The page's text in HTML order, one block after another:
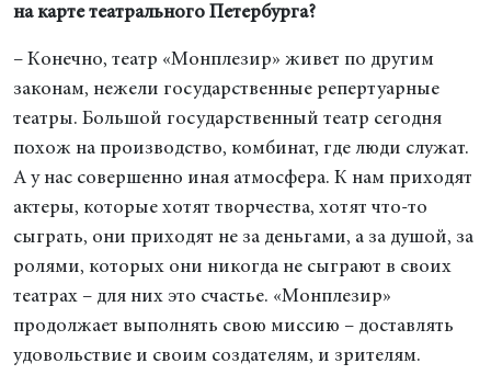
на карте театрального Петербурга?
– Конечно, театр «Монплезир» живет по другим
законам, нежели государственные репертуарные
театры. Большой государственный театр сегодня
похож на производство, комбинат, где люди служат.
А у нас совершенно иная атмосфера. К нам приходят
актеры, которые хотят творчества, хотят что-то
сыграть, они приходят не за деньгами, а за душой, за
ролями, которых они никогда не сыграют в своих
театрах – для них это счастье. «Монплезир»
продолжает выполнять свою миссию – доставлять
удовольствие и своим создателям, и зрителям.